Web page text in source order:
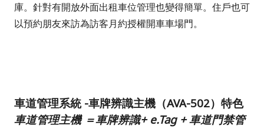
庫。針對有開放外面出租車位管理也變得簡單。住戶也可
以預約朋友來訪為訪客月約授權開車車場門。
車道管理系統 -車牌辨識主機（AVA-502）特色
車道管理主機 ＝車牌辨識+ e.Tag + 車道門禁管